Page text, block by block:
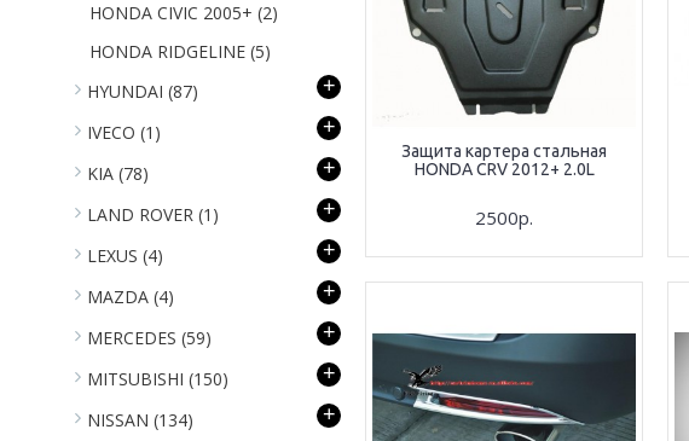
HONDA CIVIC 2005+ (2)
HONDA RIDGELINE (5)
HYUNDAI (87) +
IVECO (1) +
KIA (78) +
LAND ROVER (1) +
LEXUS (4) +
MAZDA (4) +
MERCEDES (59) +
MITSUBISHI (150) +
NISSAN (134) +
Защита картера стальная
HONDA CRV 2012+ 2.0L
2500р.